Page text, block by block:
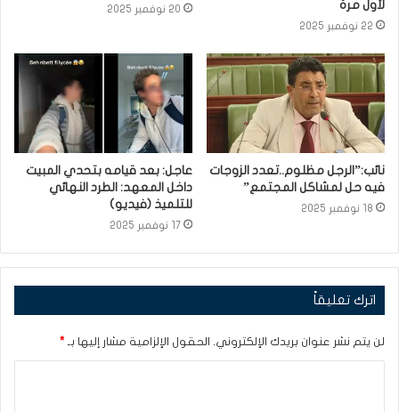
لأول مرة
22 نوفمبر 2025
20 نوفمبر 2025
نائب:”الرجل مظلوم..تعدد الزوجات
فيه حل لمشاكل المجتمع”
18 نوفمبر 2025
عاجل: بعد قيامه بتحدي المبيت
داخل المعهد: الطرد النهائي
للتلميذ (فيديو)
17 نوفمبر 2025
اترك تعليقاً
لن يتم نشر عنوان بريدك الإلكتروني. الحقول الإلزامية مشار إليها بـ *